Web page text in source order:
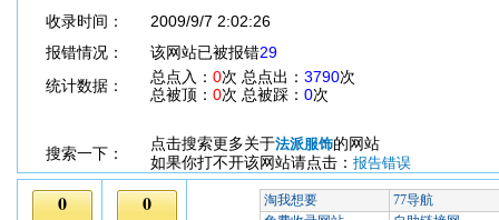
收录时间：
2009/9/7 2:02:26
报错情况：
该网站已被报错29
统计数据：
总点入： 0次 总点出： 3790次
总被顶： 0次 总被踩： 0次
搜索一下：
点击搜索更多关于法派服饰的网站
如果你打不开该网站请点击： 报告错误